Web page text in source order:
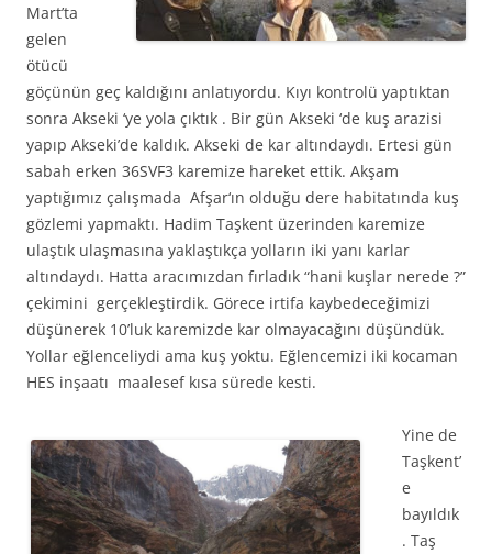
Mart’ta
gelen
ötücü
göçünün geç kaldığını anlatıyordu. Kıyı kontrolü yaptıktan
sonra Akseki ‘ye yola çıktık . Bir gün Akseki ‘de kuş arazisi
yapıp Akseki’de kaldık. Akseki de kar altındaydı. Ertesi gün
sabah erken 36SVF3 karemize hareket ettik. Akşam
yaptığımız çalışmada Afşar‘ın olduğu dere habitatında kuş
gözlemi yapmaktı. Hadim Taşkent üzerinden karemize
ulaştık ulaşmasına yaklaştıkça yolların iki yanı karlar
altındaydı. Hatta aracımızdan fırladık “hani kuşlar nerede ?”
çekimini gerçekleştirdik. Görece irtifa kaybedeceğimizi
düşünerek 10’luk karemizde kar olmayacağını düşündük.
Yollar eğlenceliydi ama kuş yoktu. Eğlencemizi iki kocaman
HES inşaatı maalesef kısa sürede kesti.
Yine de
Taşkent’
e
bayıldık
. Taş